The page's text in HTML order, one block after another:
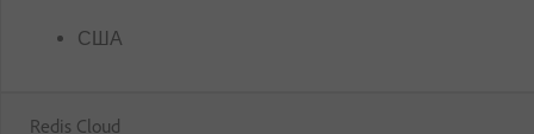
США
Redis Cloud